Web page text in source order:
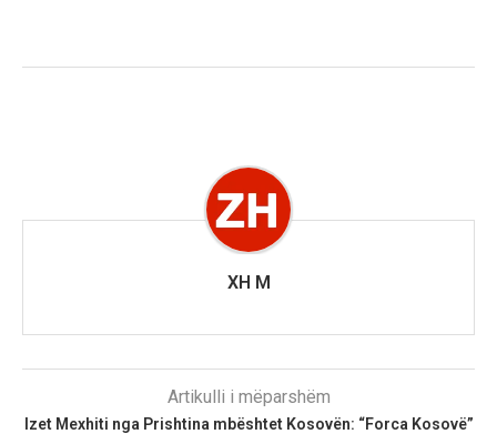
XH M
Artikulli i mëparshëm
Izet Mexhiti nga Prishtina mbështet Kosovën: “Forca Kosovë”